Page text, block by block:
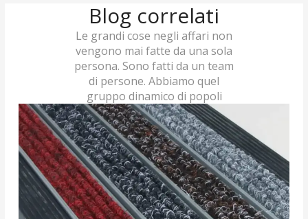
Blog correlati
Le grandi cose negli affari non
vengono mai fatte da una sola
persona. Sono fatti da un team
di persone. Abbiamo quel
gruppo dinamico di popoli